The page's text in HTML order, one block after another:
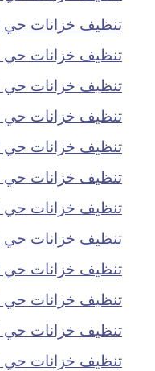
تنظيف خزانات حي
تنظيف خزانات حي
تنظيف خزانات حي
تنظيف خزانات حي
تنظيف خزانات حي
تنظيف خزانات حي
تنظيف خزانات حي
تنظيف خزانات حي
تنظيف خزانات حي
تنظيف خزانات حي
تنظيف خزانات حي
تنظيف خزانات حي